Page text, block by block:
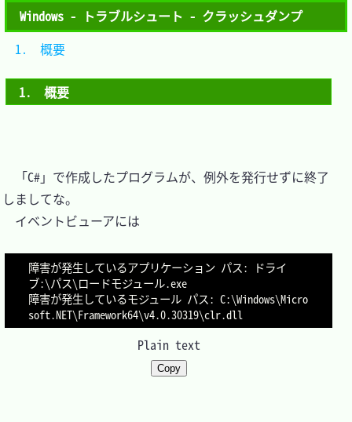
Windows - トラブルシュート - クラッシュダンプ
1.　概要
「C#」で作成したプログラムが、例外を発行せずに終了
しましてな。
イベントビューアには
障害が発生しているアプリケーション パス: ドライ
ブ:\パス\ロードモジュール.exe
障害が発生しているモジュール パス: C:\Windows\Micro
Plain text
Copy